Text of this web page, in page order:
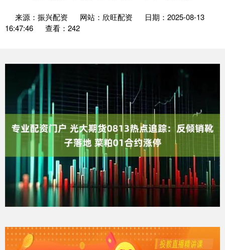
来源：振兴配资 网站：欣旺配资
日期：2025-08-13
16:47:46
查看：242